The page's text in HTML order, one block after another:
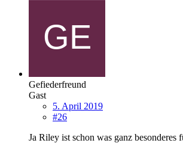
Gefiederfreund
Gast
5. April 2019
#26
Ja Riley ist schon was ganz besonderes